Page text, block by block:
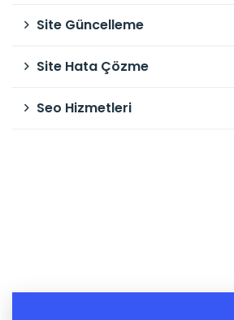
Site Güncelleme
Site Hata Çözme
Seo Hizmetleri